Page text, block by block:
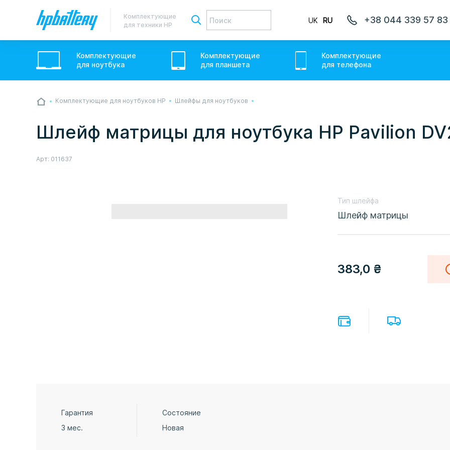
Але ми виліземо зі сховища і перетелефонуємо вам.
Комплектующие
для техники HP
UK RU +38 044 339 57 83
Комплектующие
для ноутбука
Комплектующие
для планшета
Комплектующие
для телефона
Комплектующие для ноутбуков HP Шлейфы для ноутбуков
Шлейф матрицы для ноутбука HP Pavilion
Арт: 011637
Тип шлейфа
Шлейф матрицы
383,0 ₴
Гарантия
3 мес.
Состояние
Новая